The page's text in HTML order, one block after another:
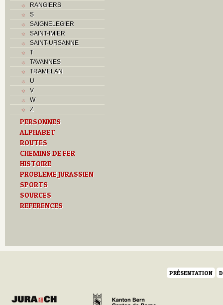
RANGIERS
S
SAIGNELEGIER
SAINT-IMIER
SAINT-URSANNE
T
TAVANNES
TRAMELAN
U
V
W
Z
PERSONNES
ALPHABET
ROUTES
CHEMINS DE FER
HISTOIRE
PROBLEME JURASSIEN
SPORTS
SOURCES
REFERENCES
PRÉSENTATION